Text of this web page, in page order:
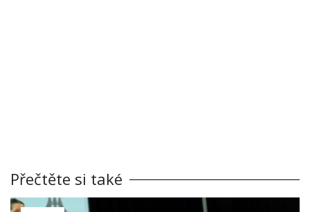
Přečtěte si také